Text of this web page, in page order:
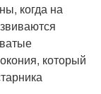
когда на
который